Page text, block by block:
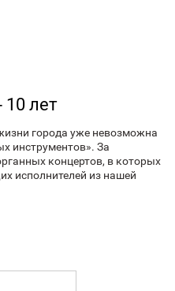
10 лет
города уже невозможна
инструментов». За
концертов, в которых
исполнителей из нашей